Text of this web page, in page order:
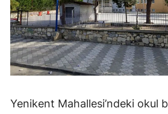
Yenikent Mahallesi’ndeki okul